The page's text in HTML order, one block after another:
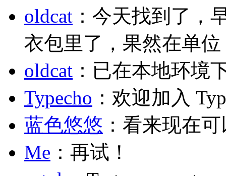
oldcat ：今天找到了，
衣包里了，果然在单位
oldcat ：已在本地环境
Typecho ：欢迎加入
蓝色悠悠 ：看来现在
Me ：再试！